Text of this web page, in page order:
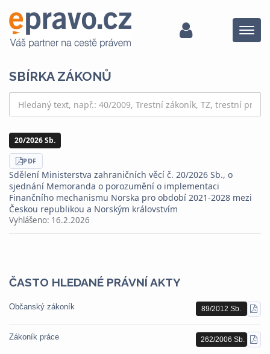
Menu
SBÍRKA ZÁKONŮ
20/2026 Sb.
STÁHNOUT
PDF
Sdělení Ministerstva zahraničních věcí č. 20/2026 Sb., o
sjednání Memoranda o porozumění o implementaci
Finančního mechanismu Norska pro období 2021-2028 mezi
Českou republikou a Norským královstvím
Vyhlášeno: 16.2.2026
ČASTO HLEDANÉ PRÁVNÍ AKTY
Občanský zákoník 89/2012 Sb.
PDF
Zákoník práce 262/2006 Sb.
PDF